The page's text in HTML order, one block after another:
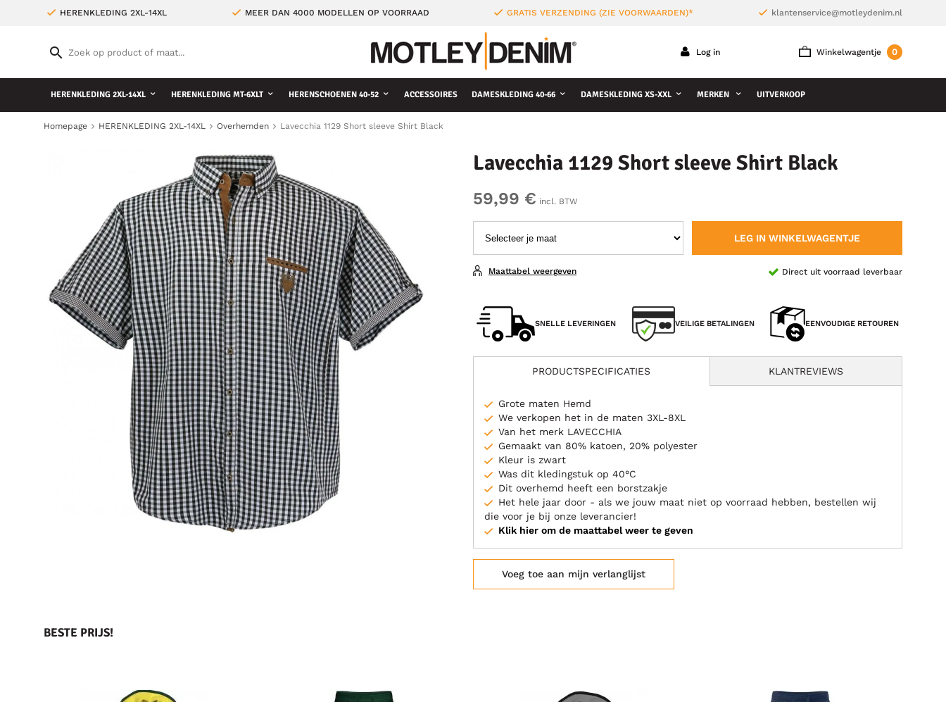
HERENKLEDING 2XL-14XL MEER DAN 4000 MODELLEN OP VOORRAAD GRATIS VERZENDING (ZIE VOORWAARDEN)* klantenservice@motleydenim.nl
Winkelwagentje 0
Log in
HERENKLEDING 2XL-14XL HERENKLEDING MT-6XLT HERENSCHOENEN 40-52 ACCESSOIRES DAMESKLEDING 40-66 DAMESKLEDING XS-XXL MERKEN UITVERKOOP
Homepage HERENKLEDING 2XL-14XL Overhemden Lavecchia 1129 Short sleeve Shirt Black
Lavecchia 1129 Short sleeve Shirt Black
59,99 € incl. BTW
LEG IN WINKELWAGENTJE
Direct uit voorraad leverbaar
Maattabel weergeven
SNELLE LEVERINGEN VEILIGE BETALINGEN EENVOUDIGE RETOUREN
PRODUCTSPECIFICATIES KLANTREVIEWS
Grote maten Hemd
We verkopen het in de maten 3XL-8XL
Van het merk LAVECCHIA
Gemaakt van 80% katoen, 20% polyester
Kleur is zwart
Was dit kledingstuk op 40°C
Dit overhemd heeft een borstzakje
Het hele jaar door - als we jouw maat niet op voorraad hebben, bestellen wij
die voor je bij onze leverancier!
Klik hier om de maattabel weer te geven
Voeg toe aan mijn verlanglijst
BESTE PRIJS!